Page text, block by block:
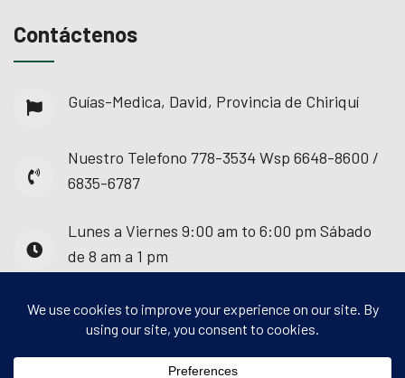
Contáctenos
Guías-Medica, David, Provincia de Chiriquí
Nuestro Telefono 778-3534 Wsp 6648-8600 /
6835-6787
Lunes a Viernes 9:00 am to 6:00 pm Sábado
de 8 am a 1 pm